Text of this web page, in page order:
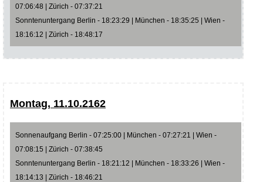
07:06:48 | Zürich - 07:37:21
Sonntenuntergang Berlin - 18:23:29 | München - 18:35:25 | Wien -
18:16:12 | Zürich - 18:48:17
Montag, 11.10.2162
Sonnenaufgang Berlin - 07:25:00 | München - 07:27:21 | Wien -
07:08:15 | Zürich - 07:38:45
Sonntenuntergang Berlin - 18:21:12 | München - 18:33:26 | Wien -
18:14:13 | Zürich - 18:46:21